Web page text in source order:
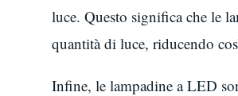
luce. Questo significa che le
quantità di luce, riducendo
Infine, le lampadine a LED